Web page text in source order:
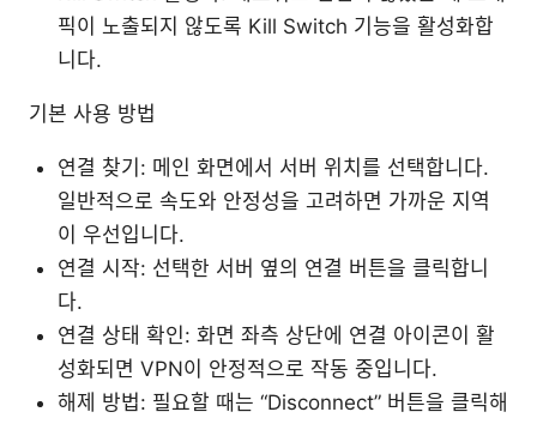
픽이 노출되지 않도록 Kill Switch 기능을 활성화합
니다.
기본 사용 방법
연결 찾기: 메인 화면에서 서버 위치를 선택합니다.
일반적으로 속도와 안정성을 고려하면 가까운 지역
이 우선입니다.
연결 시작: 선택한 서버 옆의 연결 버튼을 클릭합니
다.
연결 상태 확인: 화면 좌측 상단에 연결 아이콘이 활
성화되면 VPN이 안정적으로 작동 중입니다.
해제 방법: 필요할 때는 “Disconnect” 버튼을 클릭해